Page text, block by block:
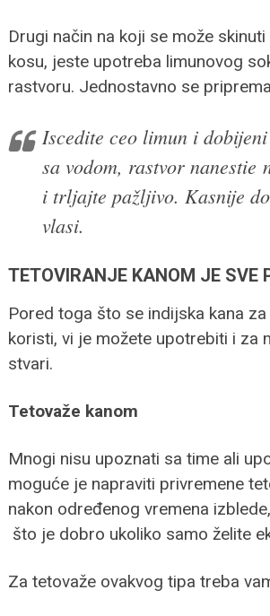
Drugi način na koji se može
kosu, jeste upotreba limunovog
rastvoru. Jednostavno se
Iscedite ceo limun i
sa vodom, rastvor nanestie
i trljajte pažljivo. Kasnije
vlasi.
TETOVIRANJE KANOM JE SVE
Pored toga što se indijska kana
koristi, vi je možete upotrebiti i za
stvari.
Tetovaže kanom
Mnogi nisu upoznati sa time ali
moguće je napraviti privremene
nakon određenog vremena
što je dobro ukoliko samo želite
Za tetovaže ovakvog tipa treba